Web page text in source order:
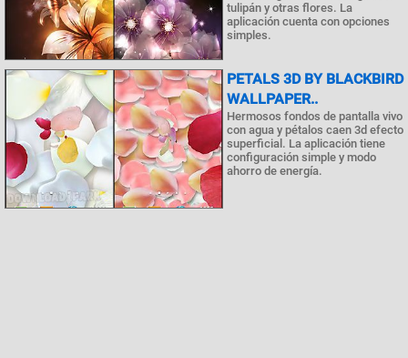
tulipán y otras flores. La
aplicación cuenta con opciones
simples.
PETALS 3D BY BLACKBIRD
WALLPAPER..
Hermosos fondos de pantalla vivo
con agua y pétalos caen 3d efecto
superficial. La aplicación tiene
configuración simple y modo
ahorro de energía.